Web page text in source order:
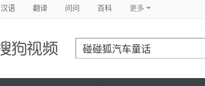
汉语 翻译 问问 百科 更多